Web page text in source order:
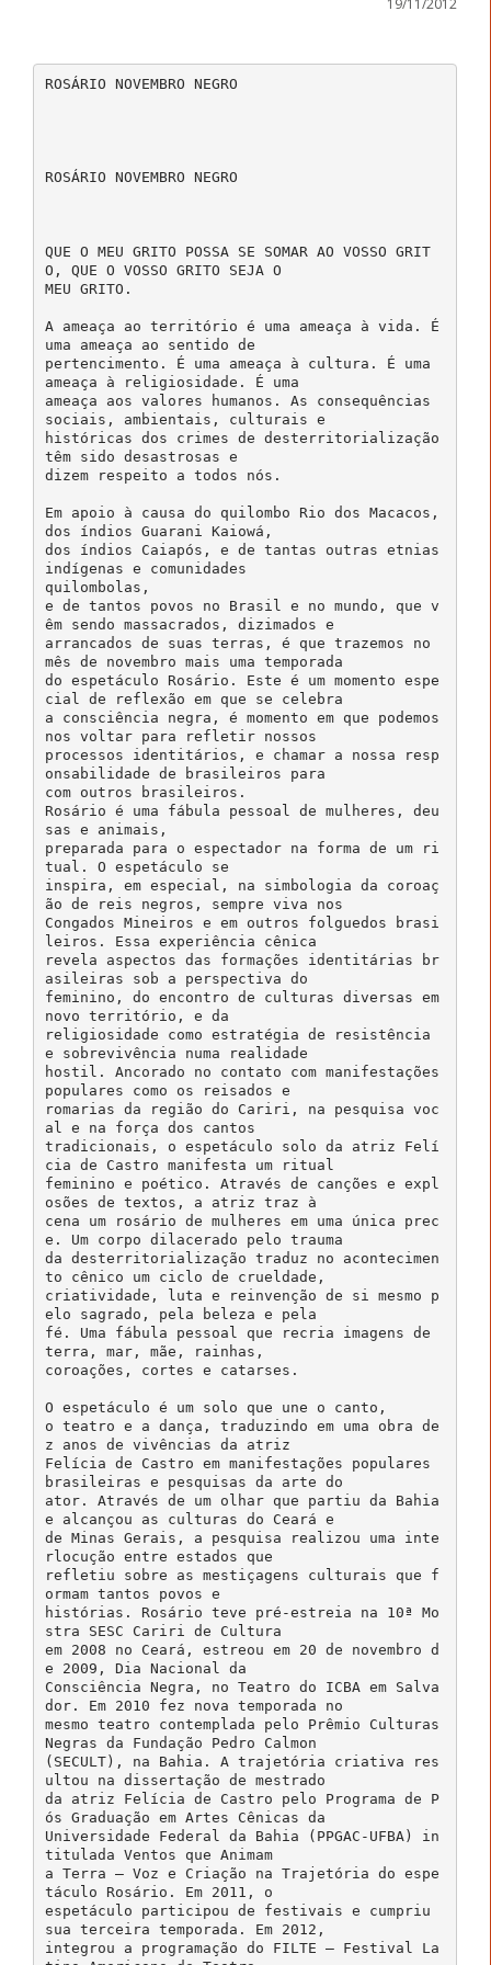
ROSÁRIO NOVEMBRO NEGRO
ROSÁRIO NOVEMBRO NEGRO
QUE O MEU GRITO POSSA SE SOMAR AO VOSSO GRIT
O, QUE O VOSSO GRITO SEJA O
MEU GRITO.
A ameaça ao território é uma ameaça à vida. É
uma ameaça ao sentido de
pertencimento. É uma ameaça à cultura. É uma
ameaça à religiosidade. É uma
ameaça aos valores humanos. As consequências
sociais, ambientais, culturais e
históricas dos crimes de desterritorialização
têm sido desastrosas e
dizem respeito a todos nós.
Em apoio à causa do quilombo Rio dos Macacos,
dos índios Guarani Kaiowá,
dos índios Caiapós, e de tantas outras etnias
indígenas e comunidades
quilombolas,
e de tantos povos no Brasil e no mundo, que v
êm sendo massacrados, dizimados e
arrancados de suas terras, é que trazemos no
mês de novembro mais uma temporada
do espetáculo Rosário. Este é um momento espe
cial de reflexão em que se celebra
a consciência negra, é momento em que podemos
nos voltar para refletir nossos
processos identitários, e chamar a nossa resp
onsabilidade de brasileiros para
com outros brasileiros.
Rosário é uma fábula pessoal de mulheres, deu
sas e animais,
preparada para o espectador na forma de um ri
tual. O espetáculo se
inspira, em especial, na simbologia da coroaç
ão de reis negros, sempre viva nos
Congados Mineiros e em outros folguedos brasi
leiros. Essa experiência cênica
revela aspectos das formações identitárias br
asileiras sob a perspectiva do
feminino, do encontro de culturas diversas em
novo território, e da
religiosidade como estratégia de resistência
e sobrevivência numa realidade
hostil. Ancorado no contato com manifestações
populares como os reisados e
romarias da região do Cariri, na pesquisa voc
al e na força dos cantos
tradicionais, o espetáculo solo da atriz Felí
cia de Castro manifesta um ritual
feminino e poético. Através de canções e expl
osões de textos, a atriz traz à
cena um rosário de mulheres em uma única prec
e. Um corpo dilacerado pelo trauma
da desterritorialização traduz no acontecimen
to cênico um ciclo de crueldade,
criatividade, luta e reinvenção de si mesmo p
elo sagrado, pela beleza e pela
fé. Uma fábula pessoal que recria imagens de
terra, mar, mãe, rainhas,
coroações, cortes e catarses.
O espetáculo é um solo que une o canto,
o teatro e a dança, traduzindo em uma obra de
z anos de vivências da atriz
Felícia de Castro em manifestações populares
brasileiras e pesquisas da arte do
ator. Através de um olhar que partiu da Bahia
e alcançou as culturas do Ceará e
de Minas Gerais, a pesquisa realizou uma inte
rlocução entre estados que
refletiu sobre as mestiçagens culturais que f
ormam tantos povos e
histórias. Rosário teve pré-estreia na 10ª Mo
stra SESC Cariri de Cultura
em 2008 no Ceará, estreou em 20 de novembro d
e 2009, Dia Nacional da
Consciência Negra, no Teatro do ICBA em Salva
dor. Em 2010 fez nova temporada no
mesmo teatro contemplada pelo Prêmio Culturas
Negras da Fundação Pedro Calmon
(SECULT), na Bahia. A trajetória criativa res
ultou na dissertação de mestrado
da atriz Felícia de Castro pelo Programa de P
ós Graduação em Artes Cênicas da
Universidade Federal da Bahia (PPGAC-UFBA) in
titulada Ventos que Animam
a Terra – Voz e Criação na Trajetória do espe
táculo Rosário. Em 2011, o
espetáculo participou de festivais e cumpriu
sua terceira temporada. Em 2012,
integrou a programação do FILTE – Festival La